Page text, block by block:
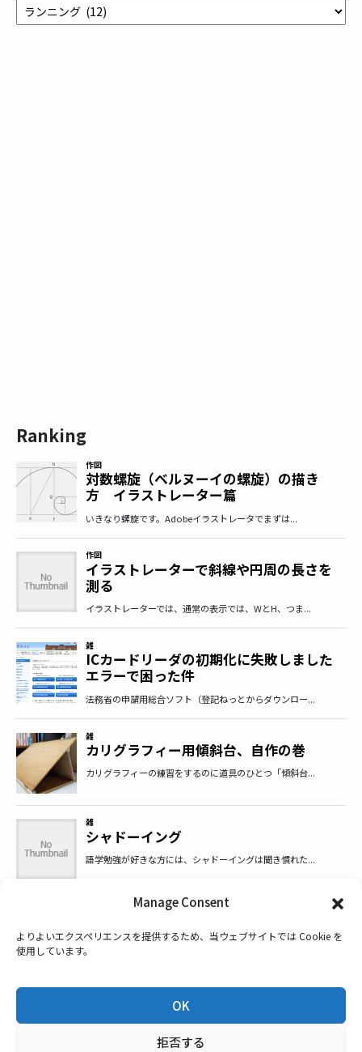
Manage Consent
よりよいエクスペリエンスを提供するため、当ウェブサイトでは Cookie を
使用しています。
OK
拒否する
Ranking
Privacy Policy